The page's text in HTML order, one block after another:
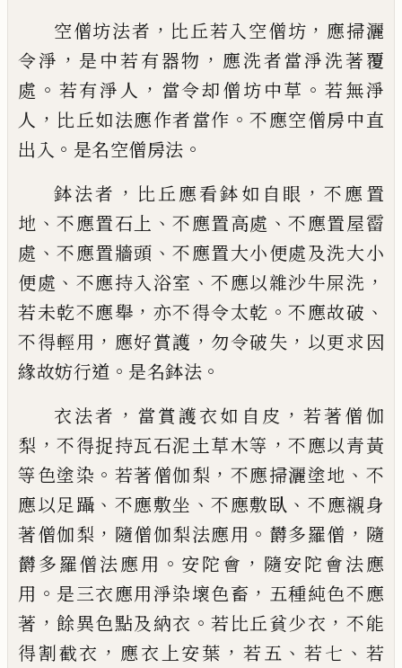
空僧坊法者 ， 比丘若入空僧坊 ， 應掃灑
令淨 ， 是 中若有器物 ， 應洗者當淨洗著覆
處 。 若有淨 人 ， 當令却僧坊中草 。 若無淨
人 ， 比丘如法應作者當作 。不應空僧房中直
出入 。 是名空僧房法 。
鉢法者 ， 比丘應看鉢如自眼 ，不應置
地 、不應置石上 、不應置高處 、不應置屋霤
處 、不應置牆頭 、不應置大小便處及洗大小
便處 、 不應持入浴室 、不應以雜沙牛屎洗 ，
若未乾不應舉 ， 亦不得令太乾 。不應故破 、
不得輕用 ， 應好賞護 ， 勿令破失 ， 以更求因
緣故妨行道 。 是名鉢法 。
衣法者 ， 當賞護衣如自皮 ，若著僧伽
梨 ，不得捉持瓦石泥土草木等 ，不應以青黃
等色塗染 。 若著僧伽梨 ， 不應掃灑塗地 、 不
應以足躡 、 不應敷坐 、不應敷臥 、 不應襯身
著僧伽梨 ， 隨僧伽梨法應用 。 欝多羅僧 ， 隨
欝多羅僧法應用 。 安陀會 ， 隨安陀會法應
用 。 是三衣應用淨染壞色畜 ， 五種純色不應
著 ，餘異色點及納衣 。若比丘貧少衣 ，不能
得割截衣 ， 應衣上安葉 ， 若五 、若七 、 若